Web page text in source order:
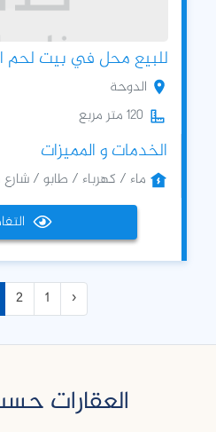
للبيع محل في بيت لحم الدوحة
الدوحة
120 متر مربع
الخدمات و المميزات
ماء / كهرباء / طابو /
‹
1
2
العقارات